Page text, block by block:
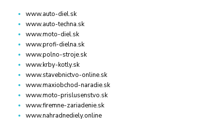
www.auto-diel.sk
www.auto-techna.sk
www.moto-diel.sk
www.profi-dielna.sk
www.polno-stroje.sk
www.krby-kotly.sk
www.stavebnictvo-online.sk
www.maxiobchod-naradie.sk
www.moto-prislusenstvo.sk
www.firemne-zariadenie.sk
www.nahradnediely.online